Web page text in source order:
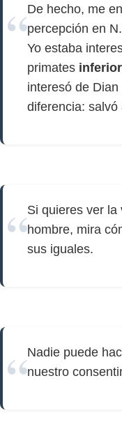
De hecho, me
percepción en
Yo estaba
primates
interesó de
diferencia: salvó
Si quieres ver la
hombre, mira
sus iguales.
Nadie puede
nuestro